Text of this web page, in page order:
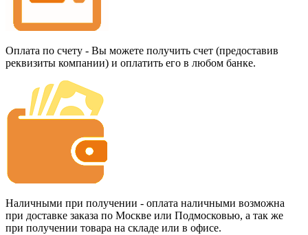
Оплата по счету - Вы можете получить счет (предоставив
реквизиты компании) и оплатить его в любом банке.
Наличными при получении - оплата наличными возможна
при доставке заказа по Москве или Подмосковью, а так же
при получении товара на складе или в офисе.